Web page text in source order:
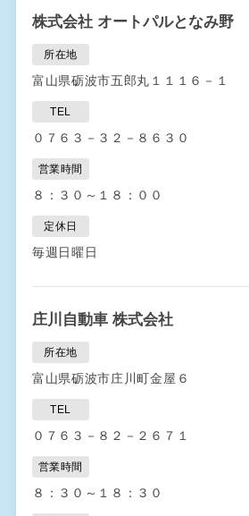
株式会社 オートパルとなみ野
所在地
富山県砺波市五郎丸１１１６－１
TEL
０７６３－３２－８６３０
営業時間
８：３０～１８：００
定休日
毎週日曜日
庄川自動車 株式会社
所在地
富山県砺波市庄川町金屋６
TEL
０７６３－８２－２６７１
営業時間
８：３０～１８：３０